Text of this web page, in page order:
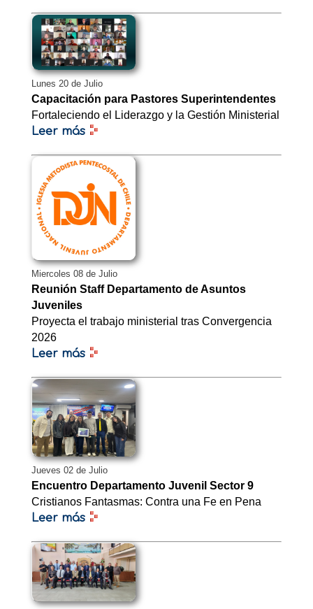
Lunes 20 de Julio
Capacitación para Pastores Superintendentes
Fortaleciendo el Liderazgo y la Gestión Ministerial
Leer más
Miercoles 08 de Julio
Reunión Staff Departamento de Asuntos
Juveniles
Proyecta el trabajo ministerial tras Convergencia
2026
Leer más
Jueves 02 de Julio
Encuentro Departamento Juvenil Sector 9
Cristianos Fantasmas: Contra una Fe en Pena
Leer más